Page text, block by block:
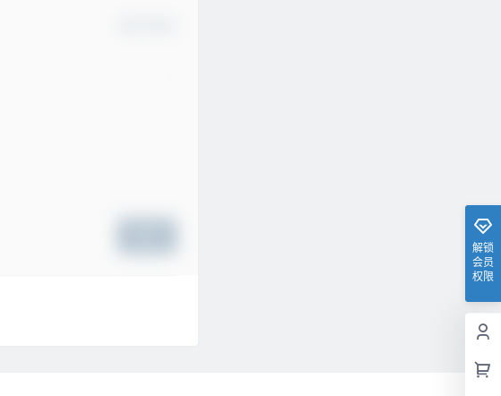
解锁
会员
权限